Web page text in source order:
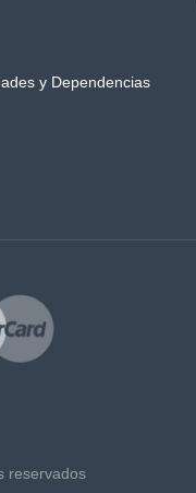
y Dependencias
reservados